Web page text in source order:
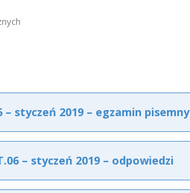
– styczeń 2019 – egzamin pisemny
– styczeń 2019 – odpowiedzi